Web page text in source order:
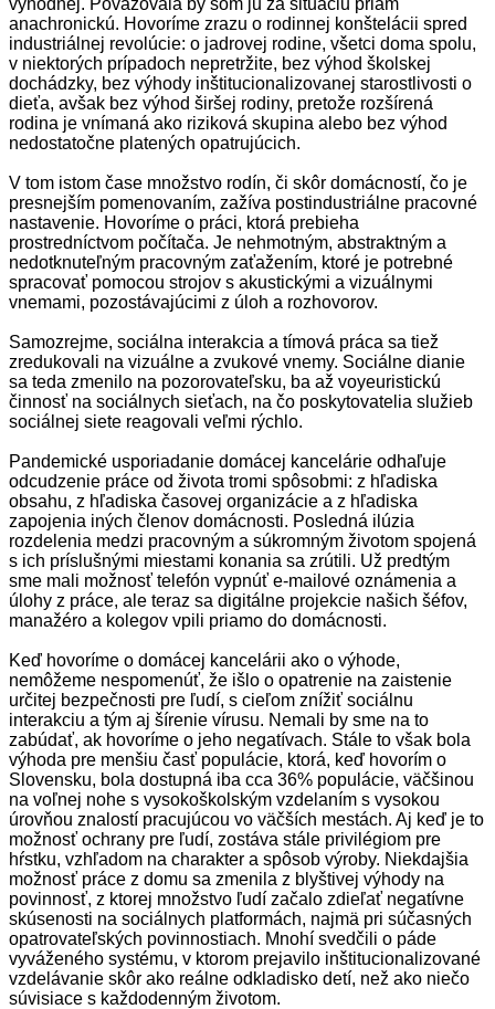
anachronickú. Hovoríme zrazu o rodinnej konštelácii spred
industriálnej revolúcie: o jadrovej rodine, všetci doma spolu,
v niektorých prípadoch nepretržite, bez výhod školskej
dochádzky, bez výhody inštitucionalizovanej starostlivosti o
dieťa, avšak bez výhod širšej rodiny, pretože rozšírená
rodina je vnímaná ako riziková skupina alebo bez výhod
nedostatočne platených opatrujúcich.
V tom istom čase množstvo rodín, či skôr domácností, čo je
presnejším pomenovaním, zažíva postindustriálne pracovné
nastavenie. Hovoríme o práci, ktorá prebieha
prostredníctvom počítača. Je nehmotným, abstraktným a
nedotknuteľným pracovným zaťažením, ktoré je potrebné
spracovať pomocou strojov s akustickými a vizuálnymi
vnemami, pozostávajúcimi z úloh a rozhovorov.
Samozrejme, sociálna interakcia a tímová práca sa tiež
zredukovali na vizuálne a zvukové vnemy. Sociálne dianie
sa teda zmenilo na pozorovateľsku, ba až voyeuristickú
činnosť na sociálnych sieťach, na čo poskytovatelia služieb
sociálnej siete reagovali veľmi rýchlo.
Pandemické usporiadanie domácej kancelárie odhaľuje
odcudzenie práce od života tromi spôsobmi: z hľadiska
obsahu, z hľadiska časovej organizácie a z hľadiska
zapojenia iných členov domácnosti. Posledná ilúzia
rozdelenia medzi pracovným a súkromným životom spojená
s ich príslušnými miestami konania sa zrútili. Už predtým
sme mali možnosť telefón vypnúť e-mailové oznámenia a
úlohy z práce, ale teraz sa digitálne projekcie našich šéfov,
manažéro a kolegov vpili priamo do domácnosti.
Keď hovoríme o domácej kancelárii ako o výhode,
nemôžeme nespomenúť, že išlo o opatrenie na zaistenie
určitej bezpečnosti pre ľudí, s cieľom znížiť sociálnu
interakciu a tým aj šírenie vírusu. Nemali by sme na to
zabúdať, ak hovoríme o jeho negatívach. Stále to však bola
výhoda pre menšiu časť populácie, ktorá, keď hovorím o
Slovensku, bola dostupná iba cca 36% populácie, väčšinou
na voľnej nohe s vysokoškolským vzdelaním s vysokou
úrovňou znalostí pracujúcou vo väčších mestách. Aj keď je to
možnosť ochrany pre ľudí, zostáva stále privilégiom pre
hŕstku, vzhľadom na charakter a spôsob výroby. Niekdajšia
možnosť práce z domu sa zmenila z blyštivej výhody na
povinnosť, z ktorej množstvo ľudí začalo zdieľať negatívne
skúsenosti na sociálnych platformách, najmä pri súčasných
opatrovateľských povinnostiach. Mnohí svedčili o páde
vyváženého systému, v ktorom prejavilo inštitucionalizované
vzdelávanie skôr ako reálne odkladisko detí, než ako niečo
súvisiace s každodenným životom.